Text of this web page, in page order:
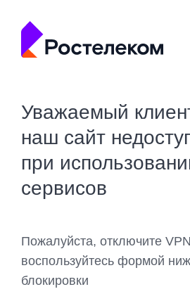
Уважаемый
наш сайт
при
сервисов
Пожалуйста, отключите
воспользуйтесь формой
блокировки